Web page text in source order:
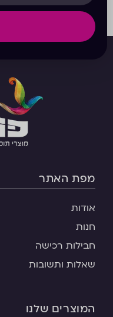
מפת האתר
אודות
חנות
חבילות רכישה
שאלות ותשובות
המוצרים שלנו